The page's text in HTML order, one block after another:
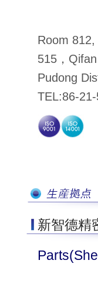
Room
515，
Pudong
TEL:86-
新智德精